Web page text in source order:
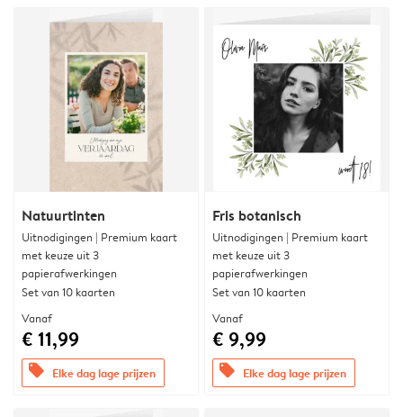
Natuurtinten
Uitnodigingen | Premium kaart
met keuze uit 3
papierafwerkingen
Set van 10 kaarten
Vanaf
€ 11,99
offers Elke dag lage prijzen
Fris botanisch
Uitnodigingen | Premium kaart
met keuze uit 3
papierafwerkingen
Set van 10 kaarten
Vanaf
€ 9,99
offers Elke dag lage prijzen